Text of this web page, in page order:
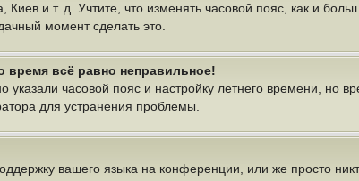
Киев и т. д. Учтите, что изменять часовой пояс, как и
момент сделать это.
время всё равно неправильное!
указали часовой пояс и настройку летнего времени, но
для устранения проблемы.
вашего языка на конференции, или же просто